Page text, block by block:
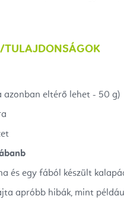
TULAJDONSÁGOK
azonban eltérő lehet - 50 g)
és egy fából készült
apróbb hibák, mint